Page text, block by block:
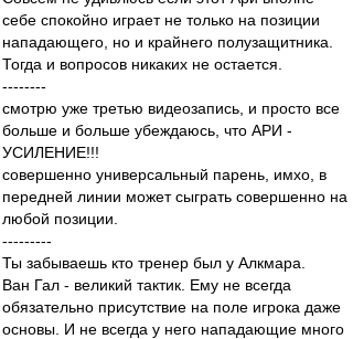
себе спокойно играет не только на позиции
нападающего, но и крайнего полузащитника.
Тогда и вопросов никаких не остается.
--------
смотрю уже третью видеозапись, и просто все
больше и больше убеждаюсь, что АРИ -
УСИЛЕНИЕ!!!
совершенно универсальный парень, имхо, в
передней линии может сыграть совершенно на
любой позиции.
---------
Ты забываешь кто тренер был у Алкмара.
Ван Гал - великий тактик. Ему не всегда
обязательно присутствие на поле игрока даже
основы. И не всегда у него нападающие много